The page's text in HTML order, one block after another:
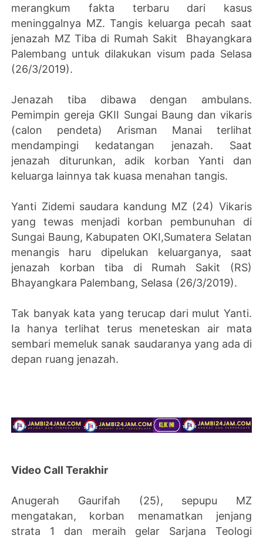
merangkum fakta terbaru dari kasus
meninggalnya MZ. Tangis keluarga pecah saat
jenazah MZ Tiba di Rumah Sakit Bhayangkara
Palembang untuk dilakukan visum pada Selasa
(26/3/2019).
Jenazah tiba dibawa dengan ambulans.
Pemimpin gereja GKII Sungai Baung dan vikaris
(calon pendeta) Arisman Manai terlihat
mendampingi kedatangan jenazah. Saat
jenazah diturunkan, adik korban Yanti dan
keluarga lainnya tak kuasa menahan tangis.
Yanti Zidemi saudara kandung MZ (24) Vikaris
yang tewas menjadi korban pembunuhan di
Sungai Baung, Kabupaten OKI,Sumatera Selatan
menangis haru dipelukan keluarganya, saat
jenazah korban tiba di Rumah Sakit (RS)
Bhayangkara Palembang, Selasa (26/3/2019).
Tak banyak kata yang terucap dari mulut Yanti.
Ia hanya terlihat terus meneteskan air mata
sembari memeluk sanak saudaranya yang ada di
depan ruang jenazah.
Video Call Terakhir
Anugerah Gaurifah (25), sepupu MZ
mengatakan, korban menamatkan jenjang
strata 1 dan meraih gelar Sarjana Teologi